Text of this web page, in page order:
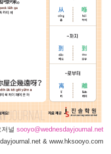
널 sooyo@wednesdayjournal.net
& www.hksooyo.com